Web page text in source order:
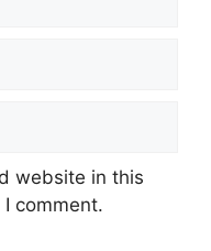
website in this
comment.